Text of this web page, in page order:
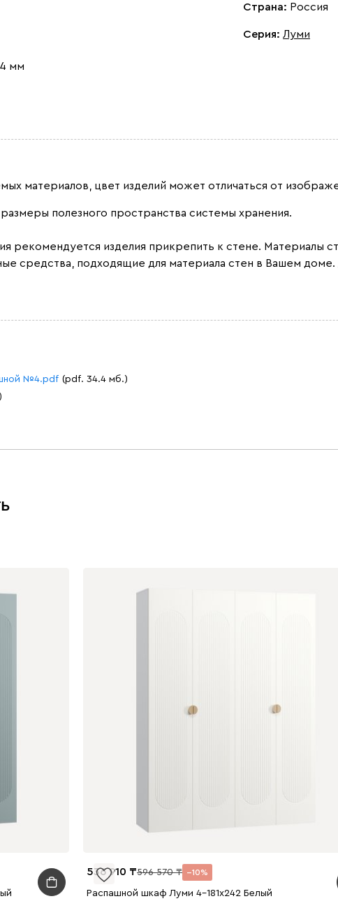
мм
Страна: Россия
Серия: Луми
материалов, цвет изделий может отличаться от
полезного пространства системы хранения.
рекомендуется изделия прикрепить к стене. Материалы
средства, подходящие для материала стен в Вашем
№4.pdf (pdf. 34.4 мб.)
536 910 596 570 10
Распашной шкаф Луми 4-181x242 Белый